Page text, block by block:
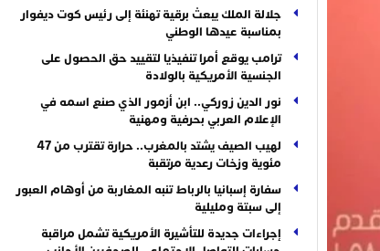
جلالة الملك يبعث برقية تهنئة إلى رئيس كوت ديفوار
بمناسبة عيدها الوطني
ترامب يوقع أمرا تنفيذيا لتقييد حق الحصول على
الجنسية الأمريكية بالولادة
نور الدين زوركي.. ابن أزمور الذي صنع اسمه في
الإعلام العربي بحرفية ومهنية
لهيب الصيف يشتد بالمغرب.. حرارة تقترب من 47
مئوية وزخات رعدية مرتقبة
سفارة إسبانيا بالرباط تنبه المغاربة من أوهام العبور
إلى سبتة ومليلية
إجراءات جديدة للتأشيرة الأمريكية تشمل مراقبة